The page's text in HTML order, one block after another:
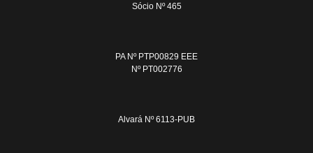
Sócio Nº 465
PA Nº PTP00829 EEE
Nº PT002776
Alvará Nº 6113-PUB